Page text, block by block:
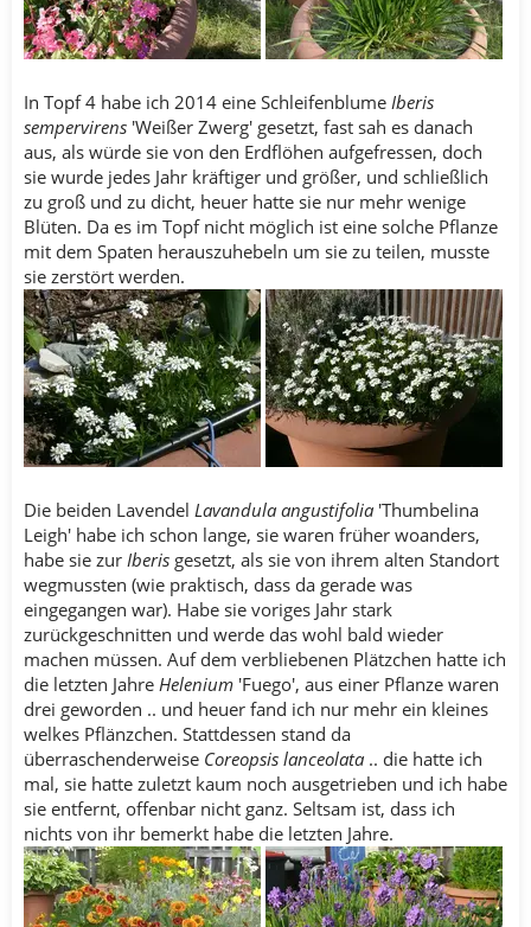
In Topf 4 habe ich 2014 eine Schleifenblume Iberis
sempervirens 'Weißer Zwerg' gesetzt, fast sah es danach
aus, als würde sie von den Erdflöhen aufgefressen, doch
sie wurde jedes Jahr kräftiger und größer, und schließlich
zu groß und zu dicht, heuer hatte sie nur mehr wenige
Blüten. Da es im Topf nicht möglich ist eine solche Pflanze
mit dem Spaten herauszuhebeln um sie zu teilen, musste
sie zerstört werden.
Die beiden Lavendel Lavandula angustifolia 'Thumbelina
Leigh' habe ich schon lange, sie waren früher woanders,
habe sie zur Iberis gesetzt, als sie von ihrem alten Standort
wegmussten (wie praktisch, dass da gerade was
eingegangen war). Habe sie voriges Jahr stark
zurückgeschnitten und werde das wohl bald wieder
machen müssen. Auf dem verbliebenen Plätzchen hatte ich
die letzten Jahre Helenium 'Fuego', aus einer Pflanze waren
drei geworden .. und heuer fand ich nur mehr ein kleines
welkes Pflänzchen. Stattdessen stand da
überraschenderweise Coreopsis lanceolata .. die hatte ich
mal, sie hatte zuletzt kaum noch ausgetrieben und ich habe
sie entfernt, offenbar nicht ganz. Seltsam ist, dass ich
nichts von ihr bemerkt habe die letzten Jahre.